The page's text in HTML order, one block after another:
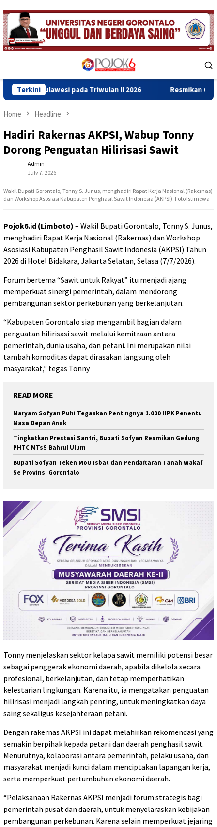
Skip
to
content
Menu
Terkini
pada Triwulan II 2026 Resmikan Gedung Baru
Home Headline
Hadiri Rakernas AKPSI, Wabup Tonny
Dorong Penguatan Hilirisasi Sawit
Admin
July 7, 2026
Wakil Bupati Gorontalo, Tonny S. Junus, menghadiri Rapat Kerja Nasional (Rakernas)
dan Workshop Asosiasi Kabupaten Penghasil Sawit Indonesia (AKPSI). Foto Istimewa
Pojok6.id (Limboto) – Wakil Bupati Gorontalo, Tonny S. Junus,
menghadiri Rapat Kerja Nasional (Rakernas) dan Workshop
Asosiasi Kabupaten Penghasil Sawit Indonesia (AKPSI) Tahun
2026 di Hotel Bidakara, Jakarta Selatan, Selasa (7/7/2026).
Forum bertema “Sawit untuk Rakyat” itu menjadi ajang
memperkuat sinergi pemerintah, dalam mendorong
pembangunan sektor perkebunan yang berkelanjutan.
“Kabupaten Gorontalo siap mengambil bagian dalam
penguatan hilirisasi sawit melalui kemitraan antara
pemerintah, dunia usaha, dan petani. Ini merupakan nilai
tambah komoditas dapat dirasakan langsung oleh
masyarakat,” tegas Tonny
READ MORE
Maryam Sofyan Puhi Tegaskan Pentingnya 1.000 HPK Penentu
Masa Depan Anak
Tingkatkan Prestasi Santri, Bupati Sofyan Resmikan Gedung
PHTC MTsS Bahrul Ulum
Bupati Sofyan Teken MoU Isbat dan Pendaftaran Tanah Wakaf
Se Provinsi Gorontalo
Tonny menjelaskan sektor kelapa sawit memiliki potensi besar
sebagai penggerak ekonomi daerah, apabila dikelola secara
profesional, berkelanjutan, dan tetap memperhatikan
kelestarian lingkungan. Karena itu, ia mengatakan penguatan
hilirisasi menjadi langkah penting, untuk meningkatkan daya
saing sekaligus kesejahteraan petani.
Dengan rakernas AKPSI ini dapat melahirkan rekomendasi yang
semakin berpihak kepada petani dan daerah penghasil sawit.
Menurutnya, kolaborasi antara pemerintah, pelaku usaha, dan
masyarakat menjadi kunci dalam menciptakan lapangan kerja,
serta memperkuat pertumbuhan ekonomi daerah.
“Pelaksanaan Rakernas AKPSI menjadi forum strategis bagi
pemerintah pusat dan daerah, untuk menyelaraskan kebijakan
pembangunan perkebunan. Karena selain memperkuat jejaring